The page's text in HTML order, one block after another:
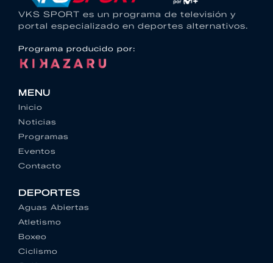
VKS SPORT es un programa de televisión y
portal especializado en deportes alternativos.
Programa producido por:
MENU
Inicio
Noticias
Programas
Eventos
Contacto
DEPORTES
Aguas Abiertas
Atletismo
Boxeo
Ciclismo